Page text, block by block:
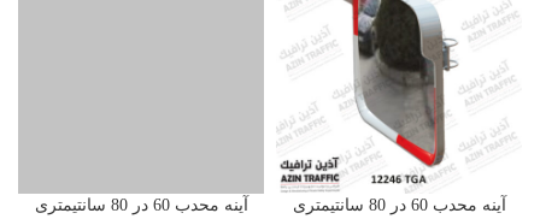
آینه محدب 60 در 80 سانتیمتری
آینه محدب 60 در 80 سانتیمتری